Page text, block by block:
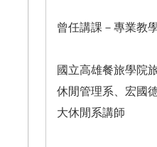
曾任講課－專業教
國立高雄餐旅學院
休閒管理系、宏國
大休閒系講師